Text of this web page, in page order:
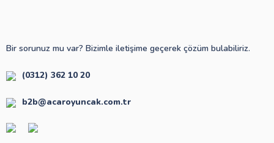
Bir sorunuz mu var? Bizimle iletişime geçerek çözüm bulabiliriz.
(0312) 362 10 20
b2b@acaroyuncak.com.tr